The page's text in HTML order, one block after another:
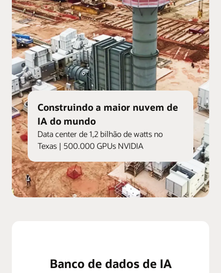
Construindo a maior nuvem de
IA do mundo
Data center de 1,2 bilhão de watts no
Texas | 500.000 GPUs NVIDIA
Banco de dados de IA